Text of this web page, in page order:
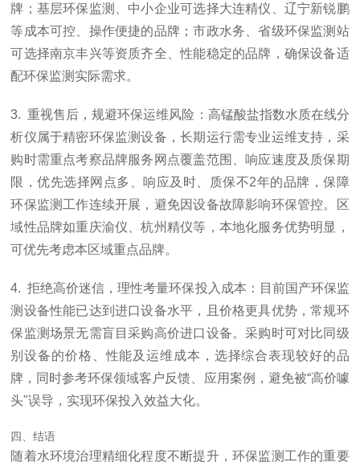
牌；基层环保监测、中小企业可选择大连精仪、辽宁新锐鹏
等成本可控、操作便捷的品牌；市政水务、省级环保监测站
可选择南京丰兴等资质齐全、性能稳定的品牌，确保设备适
配环保监测实际需求。
3. 重视售后，规避环保运维风险：高锰酸盐指数水质在线分
析仪属于精密环保监测设备，长期运行需专业运维支持，采
购时需重点考察品牌服务网点覆盖范围、响应速度及质保期
限，优先选择网点多、响应及时、质保不2年的品牌，保障
环保监测工作连续开展，避免因设备故障影响环保管控。区
域性品牌如重庆渝仪、杭州精仪等，本地化服务优势明显，
可优先考虑本区域重点品牌。
4. 拒绝高价迷信，理性考量环保投入成本：目前国产环保监
测设备性能已达到进口设备水平，且价格更具优势，常规环
保监测场景无需盲目采购高价进口设备。采购时可对比同级
别设备的价格、性能及运维成本，选择综合表现较好的品
牌，同时参考环保领域客户反馈、应用案例，避免被“高价噱
头"误导，实现环保投入效益大化。
四、结语
随着水环境治理精细化程度不断提升，环保监测工作的重要